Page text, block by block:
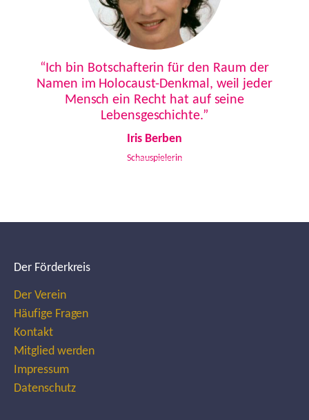
“Ich bin Botschafterin für den Raum der
Namen im Holocaust-Denkmal, weil jeder
Mensch ein Recht hat auf seine
Lebensgeschichte.”
Iris Berben
Schauspielerin
Der Förderkreis
Der Verein
Häufige Fragen
Kontakt
Mitglied werden
Impressum
Datenschutz